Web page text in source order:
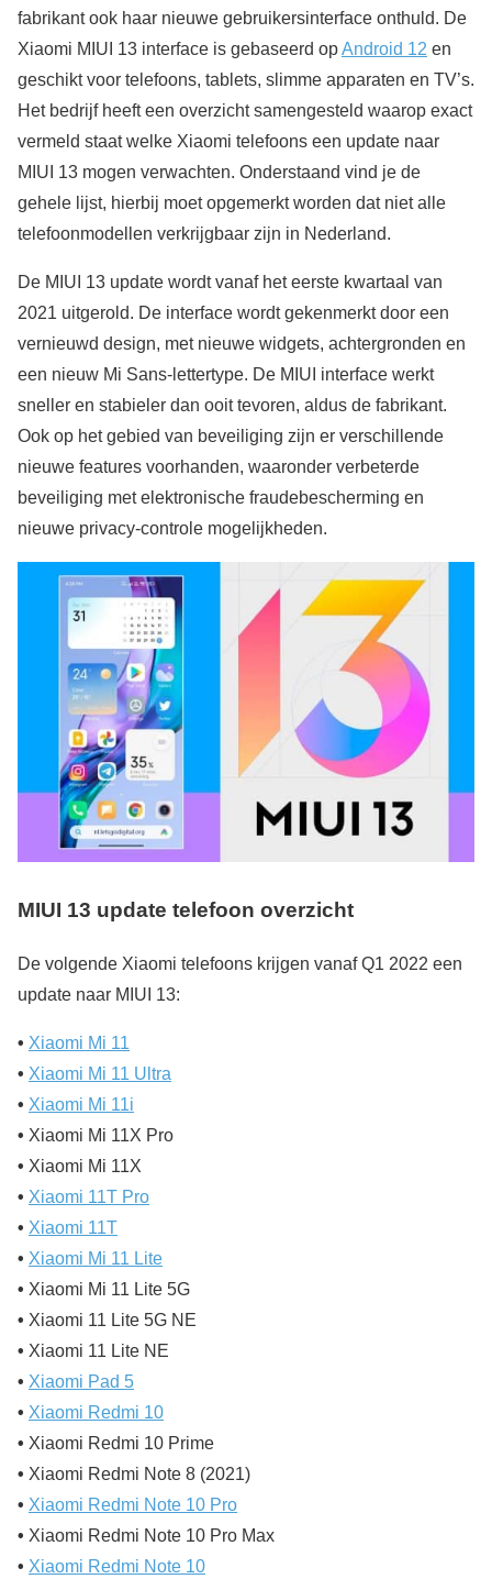
fabrikant ook haar nieuwe gebruikersinterface onthuld. De
Xiaomi MIUI 13 interface is gebaseerd opAndroid 12 en
geschikt voor telefoons, tablets, slimme apparaten en TV’s.
Het bedrijf heeft een overzicht samengesteld waarop exact
vermeld staat welke Xiaomi telefoons een update naar
MIUI 13 mogen verwachten. Onderstaand vind je de
gehele lijst, hierbij moet opgemerkt worden dat niet alle
telefoonmodellen verkrijgbaar zijn in Nederland.
De MIUI 13 update wordt vanaf het eerste kwartaal van
2021 uitgerold. De interface wordt gekenmerkt door een
vernieuwd design, met nieuwe widgets, achtergronden en
een nieuw Mi Sans-lettertype. De MIUI interface werkt
sneller en stabieler dan ooit tevoren, aldus de fabrikant.
Ook op het gebied van beveiliging zijn er verschillende
nieuwe features voorhanden, waaronder verbeterde
beveiliging met elektronische fraudebescherming en
nieuwe privacy-controle mogelijkheden.
MIUI 13 update telefoon overzicht
De volgende Xiaomi telefoons krijgen vanaf Q1 2022 een
update naar MIUI 13:
• Xiaomi Mi 11
• Xiaomi Mi 11 Ultra
• Xiaomi Mi 11i
• Xiaomi Mi 11X Pro
• Xiaomi Mi 11X
• Xiaomi 11T Pro
• Xiaomi 11T
• Xiaomi Mi 11 Lite
• Xiaomi Mi 11 Lite 5G
• Xiaomi 11 Lite 5G NE
• Xiaomi 11 Lite NE
• Xiaomi Pad 5
• Xiaomi Redmi 10
• Xiaomi Redmi 10 Prime
• Xiaomi Redmi Note 8 (2021)
• Xiaomi Redmi Note 10 Pro
• Xiaomi Redmi Note 10 Pro Max
• Xiaomi Redmi Note 10